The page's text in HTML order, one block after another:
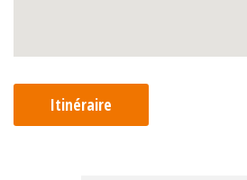
Itinéraire